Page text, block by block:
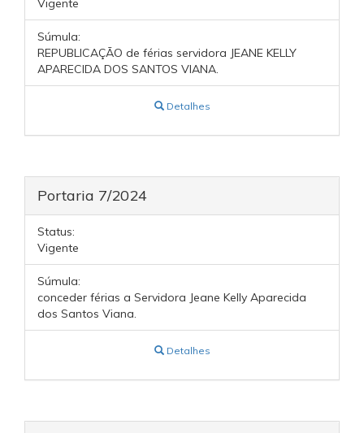
Vigente
Súmula:
REPUBLICAÇÃO de férias servidora JEANE KELLY
APARECIDA DOS SANTOS VIANA.
Detalhes
Portaria 7/2024
Status:
Vigente
Súmula:
conceder férias a Servidora Jeane Kelly Aparecida
dos Santos Viana.
Detalhes